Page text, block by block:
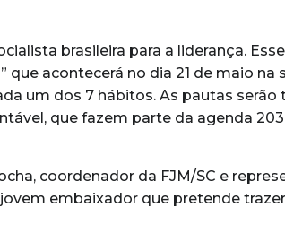
brasileira para a liderança.
acontecerá no dia 21 de maio na
um dos 7 hábitos. As pautas serão
que fazem parte da agenda
coordenador da FJM/SC e
embaixador que pretende